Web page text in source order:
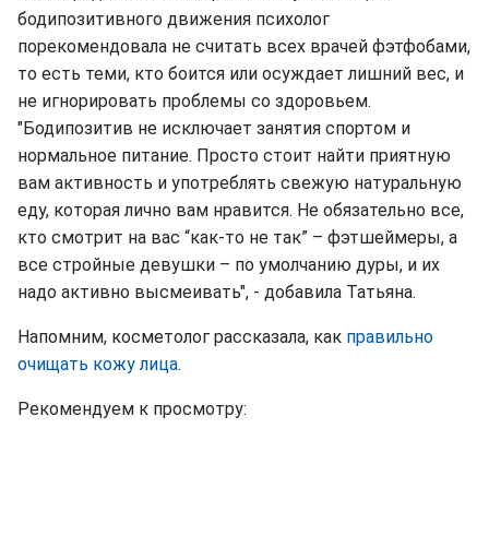
бодипозитивного движения психолог
порекомендовала не считать всех врачей фэтфобами,
то есть теми, кто боится или осуждает лишний вес, и
не игнорировать проблемы со здоровьем.
"Бодипозитив не исключает занятия спортом и
нормальное питание. Просто стоит найти приятную
вам активность и употреблять свежую натуральную
еду, которая лично вам нравится. Не обязательно все,
кто смотрит на вас “как-то не так” – фэтшеймеры, а
все стройные девушки – по умолчанию дуры, и их
надо активно высмеивать", - добавила Татьяна.
Напомним, косметолог рассказала, как правильно
очищать кожу лица.
Рекомендуем к просмотру: